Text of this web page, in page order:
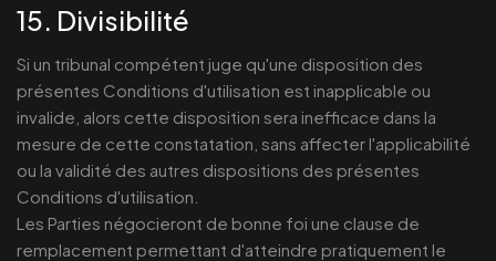
15. Divisibilité
Si un tribunal compétent juge qu'une disposition des
présentes Conditions d'utilisation est inapplicable ou
invalide, alors cette disposition sera inefficace dans la
mesure de cette constatation, sans affecter l'applicabilité
ou la validité des autres dispositions des présentes
Conditions d'utilisation.
Les Parties négocieront de bonne foi une clause de
remplacement permettant d'atteindre pratiquement le